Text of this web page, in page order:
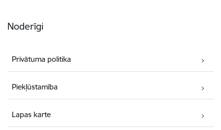
Noderīgi
Privātuma politika
Piekļūstamība
Lapas karte